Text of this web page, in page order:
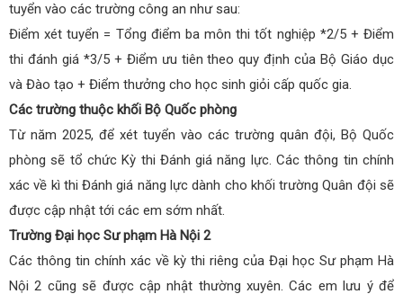
tuyển vào các trường công an như sau:
Điểm xét tuyển = Tổng điểm ba môn thi tốt nghiệp *2/5 + Điểm
thi đánh giá *3/5 + Điểm ưu tiên theo quy định của Bộ Giáo dục
và Đào tạo + Điểm thưởng cho học sinh giỏi cấp quốc gia.
Các trường thuộc khối Bộ Quốc phòng
Từ năm 2025, để xét tuyển vào các trường quân đội, Bộ Quốc
phòng sẽ tổ chức Kỳ thi Đánh giá năng lực. Các thông tin chính
xác về kì thi Đánh giá năng lực dành cho khối trường Quân đội sẽ
được cập nhật tới các em sớm nhất.
Trường Đại học Sư phạm Hà Nội 2
Các thông tin chính xác về kỳ thi riêng của Đại học Sư phạm Hà
Nội 2 cũng sẽ được cập nhật thường xuyên. Các em lưu ý để